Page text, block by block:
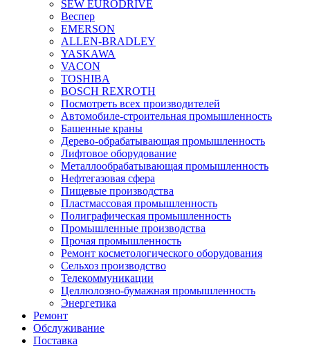
SEW EURODRIVE
Веспер
EMERSON
ALLEN-BRADLEY
YASKAWA
VACON
TOSHIBA
BOSCH REXROTH
Посмотреть всех производителей
Автомобиле-строительная промышленность
Башенные краны
Дерево-обрабатывающая промышленность
Лифтовое оборудование
Металлообрабатывающая промышленность
Нефтегазовая сфера
Пищевые производства
Пластмассовая промышленность
Полиграфическая промышленность
Промышленные производства
Прочая промышленность
Ремонт косметологического оборудования
Сельхоз производство
Телекоммуникации
Целлюлозно-бумажная промышленность
Энергетика
Ремонт
Обслуживание
Поставка